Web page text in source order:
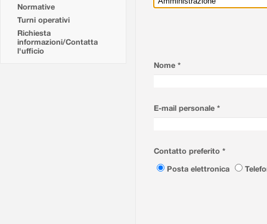
Normative
Turni operativi
Richiesta
informazioni/Contatta
l'ufficio
Nome *
E-mail personale *
Contatto preferito *
Posta elettronica